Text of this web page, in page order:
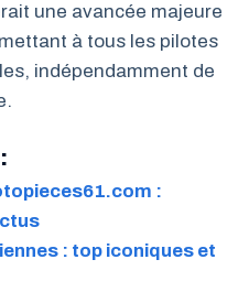
une avancée majeure
à tous les pilotes
indépendamment de
:
: top iconiques et